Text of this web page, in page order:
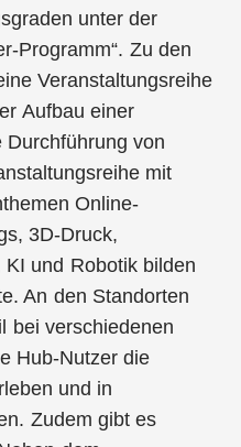
unter der
Programm“. Zu den
Veranstaltungsreihe
Aufbau einer
von
mit
Online-
3D-Druck,
und Robotik bilden
An den Standorten
bei verschiedenen
Hub-Nutzer die
und in
Zudem gibt es